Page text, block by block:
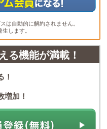
は自動的に解約されません。
します。
る機能が満載！
加！